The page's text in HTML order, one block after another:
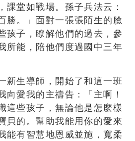
課堂如戰場。孫子兵法云：
勝。」面對一張張陌生的臉
孩子，瞭解他們的過去，參
所能，陪他們度過國中三年
新生導師，開始了和這一班
向愛我的主禱告：「主啊！
這些孩子，無論他是怎麼樣
貝的。幫助我能用你的愛來
能有智慧地恩威並施，寬柔